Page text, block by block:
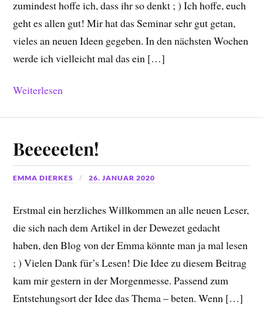
zumindest hoffe ich, dass ihr so denkt ; ) Ich hoffe, euch
geht es allen gut! Mir hat das Seminar sehr gut getan,
vieles an neuen Ideen gegeben. In den nächsten Wochen
werde ich vielleicht mal das ein […]
Weiterlesen
Beeeeeten!
EMMA DIERKES 26. JANUAR 2020
Erstmal ein herzliches Willkommen an alle neuen Leser,
die sich nach dem Artikel in der Dewezet gedacht
haben, den Blog von der Emma könnte man ja mal lesen
; ) Vielen Dank für’s Lesen! Die Idee zu diesem Beitrag
kam mir gestern in der Morgenmesse. Passend zum
Entstehungsort der Idee das Thema – beten. Wenn […]